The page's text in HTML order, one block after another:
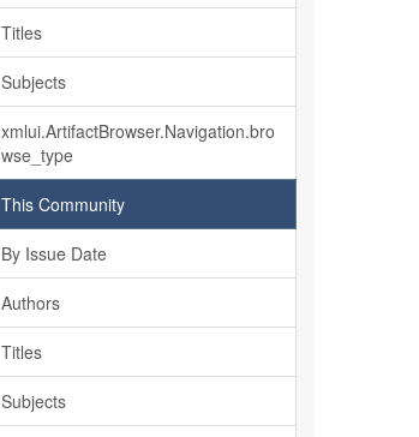
Titles
Subjects
xmlui.ArtifactBrowser.Navigation.bro
wse_type
This Community
By Issue Date
Authors
Titles
Subjects